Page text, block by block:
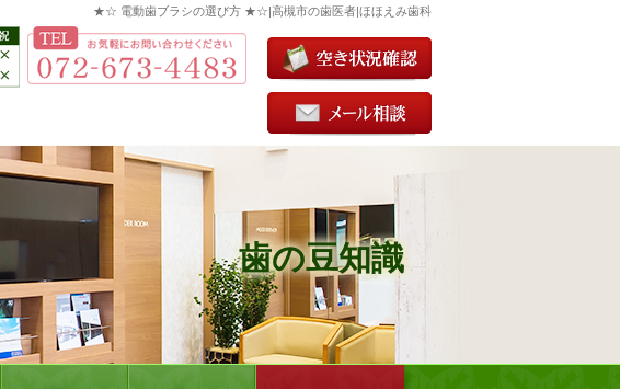
★☆ 電動歯ブラシの選び方 ★☆|高槻市の歯医者|ほほえみ歯科
歯の豆知識